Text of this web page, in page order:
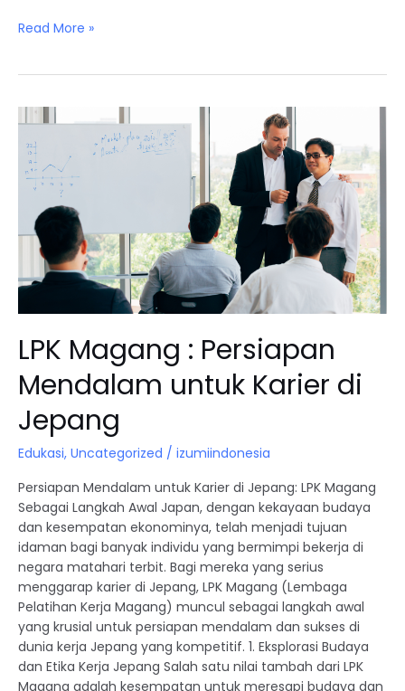
Read More »
LPK Magang : Persiapan
Mendalam untuk Karier di
Jepang
Edukasi, Uncategorized / izumiindonesia
Persiapan Mendalam untuk Karier di Jepang: LPK Magang
Sebagai Langkah Awal Japan, dengan kekayaan budaya
dan kesempatan ekonominya, telah menjadi tujuan
idaman bagi banyak individu yang bermimpi bekerja di
negara matahari terbit. Bagi mereka yang serius
menggarap karier di Jepang, LPK Magang (Lembaga
Pelatihan Kerja Magang) muncul sebagai langkah awal
yang krusial untuk persiapan mendalam dan sukses di
dunia kerja Jepang yang kompetitif. 1. Eksplorasi Budaya
dan Etika Kerja Jepang Salah satu nilai tambah dari LPK
Magang adalah kesempatan untuk meresapi budaya dan
LPK
Persiapan
Mendalam
untuk
Karier
Jepang